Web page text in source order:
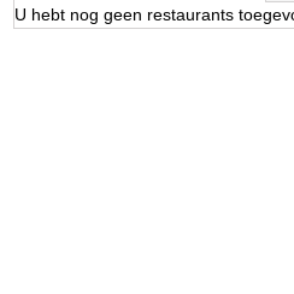
U hebt nog geen restaurants